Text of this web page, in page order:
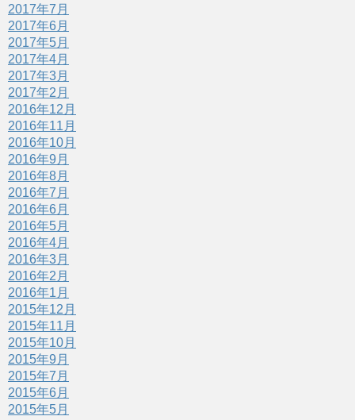
2017年7月
2017年6月
2017年5月
2017年4月
2017年3月
2017年2月
2016年12月
2016年11月
2016年10月
2016年9月
2016年8月
2016年7月
2016年6月
2016年5月
2016年4月
2016年3月
2016年2月
2016年1月
2015年12月
2015年11月
2015年10月
2015年9月
2015年7月
2015年6月
2015年5月